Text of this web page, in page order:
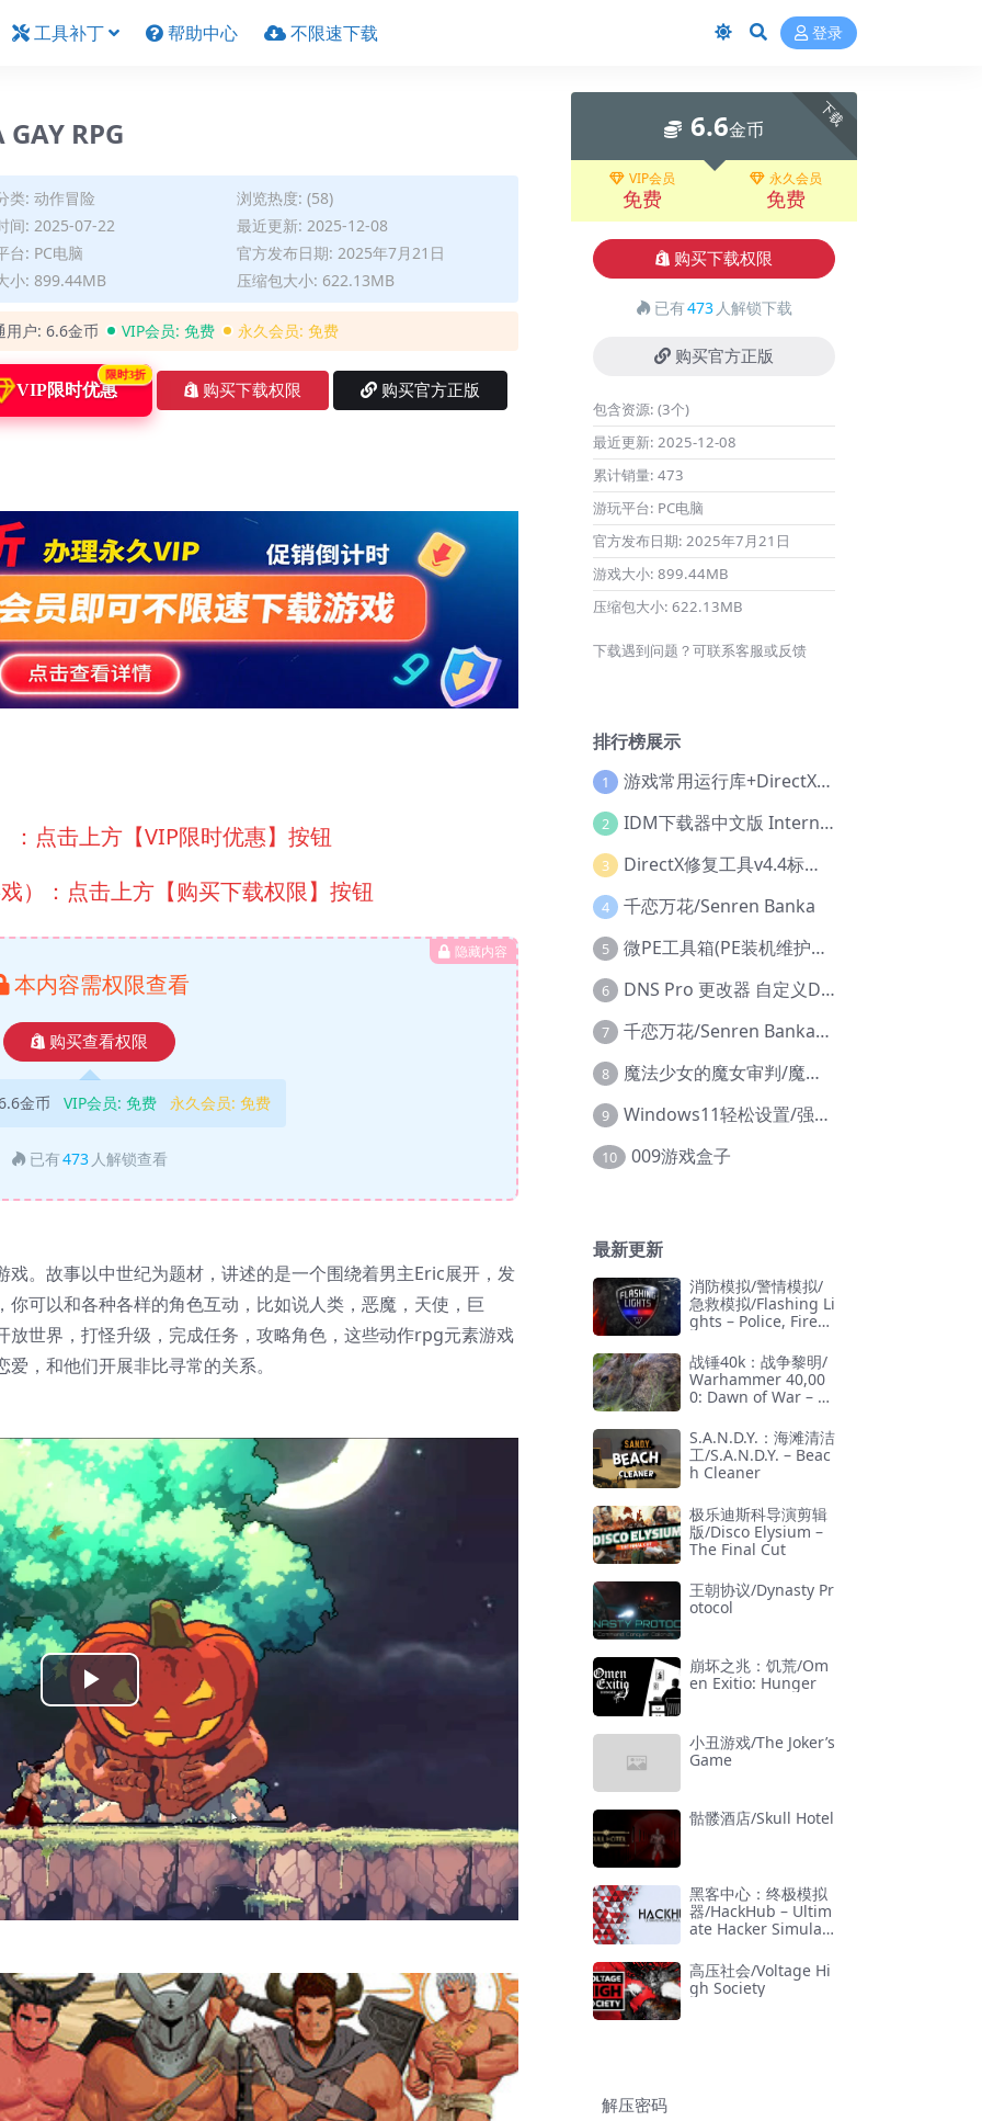
工具补丁 帮助中心 不限速下载 登录
RPG
类: 动作冒险
浏览热度: (58)
间: 2025-07-22
最近更新: 2025-12-08
台: PC电脑
官方发布日期: 2025年7月21日
小: 899.44MB
压缩包大小: 622.13MB
用户: 6.6金币 VIP会员: 免费 永久会员: 免费
VIP限时优惠
限时3折
购买下载权限 购买官方正版
点击上方【VIP限时优惠】按钮
）：点击上方【购买下载权限】按钮
隐藏内容
本内容需权限查看
购买查看权限
金币 VIP会员: 免费 永久会员: 免费
已有473 人解锁查看
。故事以中世纪为题材，讲述的是一个围绕着男主Eric展开，发
可以和各种各样的角色互动，比如说人类，恶魔，天使，巨
放世界，打怪升级，完成任务，攻略角色，这些动作rpg元素游戏
，和他们开展非比寻常的关系。
Play
Video
下载
6.6金币
VIP会员
免费
永久会员
免费
购买下载权限
已有473 人解锁下载
购买官方正版
包含资源: (3个)
最近更新: 2025-12-08
累计销量: 473
游玩平台: PC电脑
官方发布日期: 2025年7月21日
游戏大小: 899.44MB
压缩包大小: 622.13MB
下载遇到问题？可联系客服或反馈
排行榜展示
1 游戏常用运行库+DirectX修复增强版
2 IDM下载器中文版 Internet Download Manager v6.42.36 IDM
3 DirectX修复工具v4.4标准版+增强版+在线修复版
4 千恋万花/Senren Banka
5 微PE工具箱(PE装机维护工具) v2.3官方正式版
6 DNS Pro 更改器 自定义DNS修改
7 千恋万花/Senren Banka/安卓版
8 魔法少女的魔女审判/魔法少女ノ魔女裁判
9 Windows11轻松设置/强力禁止WD等/兼容Win10
10 009游戏盒子
最新更新
消防模拟/警情模拟/
急救模拟/Flashing Li
ghts – Police, Firefi
Services Simulator
战锤40k：战争黎明/
Warhammer 40,00
0: Dawn of War – D
S.A.N.D.Y.：海滩清洁
工/S.A.N.D.Y. – Beac
h Cleaner
极乐迪斯科导演剪辑
版/Disco Elysium –
The Final Cut
王朝协议/Dynasty Pr
otocol
崩坏之兆：饥荒/Om
en Exitio: Hunger
小丑游戏/The Joker’s
Game
骷髅酒店/Skull Hotel
黑客中心：终极模拟
器/HackHub – Ultim
ate Hacker Simulat
高压社会/Voltage Hi
gh Society
解压密码